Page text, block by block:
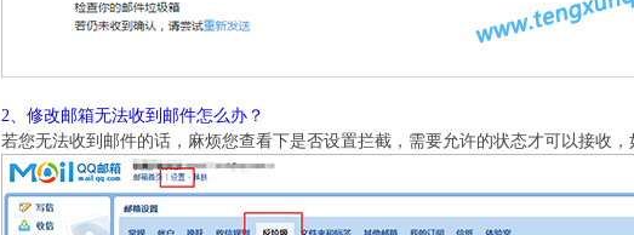
2、修改邮箱无法收到邮件怎么办？
若您无法收到邮件的话，麻烦您查看下是否设置拦截，需要允许的状态才可以接收，